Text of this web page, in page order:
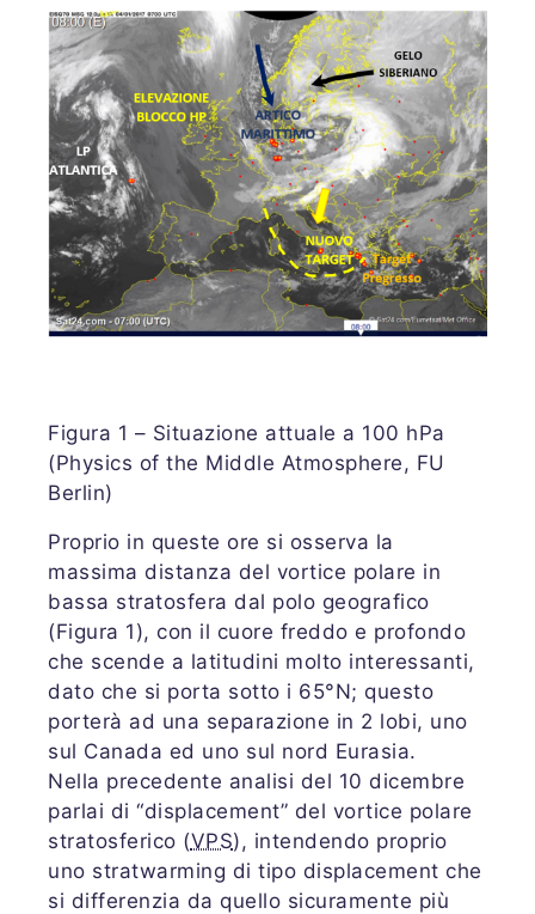
Figura 1 – Situazione attuale a 100 hPa
(Physics of the Middle Atmosphere, FU
Berlin)
Proprio in queste ore si osserva la
massima distanza del vortice polare in
bassa stratosfera dal polo geografico
(Figura 1), con il cuore freddo e profondo
che scende a latitudini molto interessanti,
dato che si porta sotto i 65°N; questo
porterà ad una separazione in 2 lobi, uno
sul Canada ed uno sul nord Eurasia.
Nella precedente analisi del 10 dicembre
parlai di “displacement” del vortice polare
stratosferico (VPS), intendendo proprio
uno stratwarming di tipo displacement che
si differenzia da quello sicuramente più